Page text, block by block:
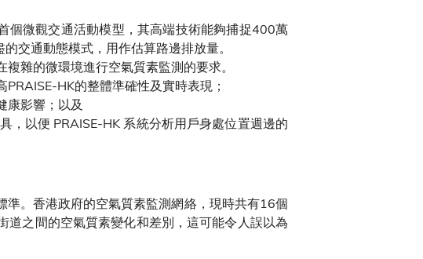
微觀交通活動模型，其高端技術能夠捕捉400萬
交通動態模式，用作估算路邊排放量。
雜的微環境進行空氣質素監測的要求。
HK的整體準確性及實時表現；
康影響；以及
以便 PRAISE-HK 系統分析用戶身處位置週邊的
。香港政府的空氣質素監測網絡，現時共有16個
之間的空氣質素變化和差別，這可能令人誤以為